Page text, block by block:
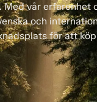
Med vår erfarenhet
och
för att